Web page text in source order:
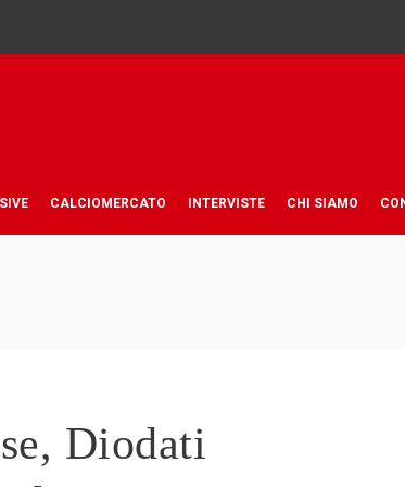
CALCIOMERCATO INTERVISTE CHI SIAMO
Diodati